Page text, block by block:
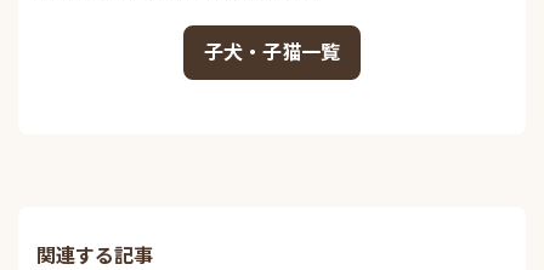
子犬・子猫一覧
関連する記事